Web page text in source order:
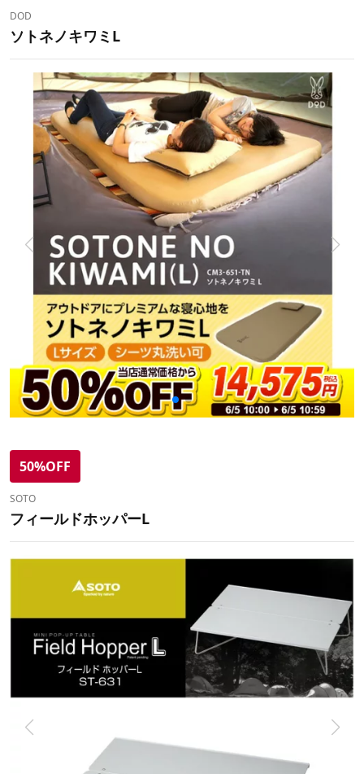
DOD
ソトネノキワミL
50%OFF
SOTO
フィールドホッパーL